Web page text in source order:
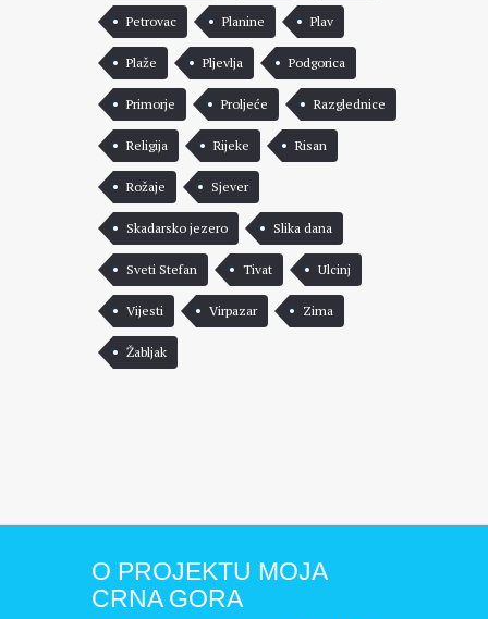
Petrovac Planine Plav
Plaže Pljevlja Podgorica
Primorje Proljeće Razglednice
Religija Rijeke Risan
Rožaje Sjever
Skadarsko jezero Slika dana
Sveti Stefan Tivat Ulcinj
Vijesti Virpazar Zima
Žabljak
O PROJEKTU MOJA
CRNA GORA